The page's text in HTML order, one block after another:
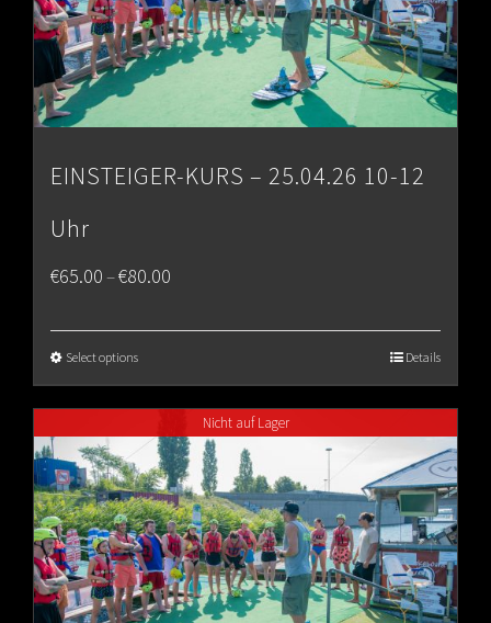
EINSTEIGER-KURS – 25.04.26 10-12
Uhr
€65.00–€80.00
€80.00
Select options Details
Nicht auf Lager